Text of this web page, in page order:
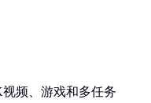
视频、游戏和多任务